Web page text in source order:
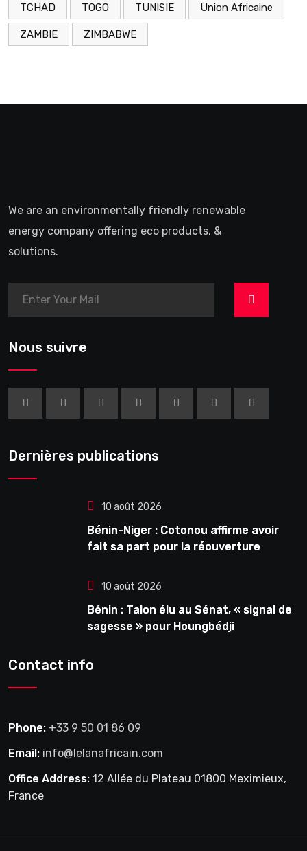
TCHAD TOGO TUNISIE Union Africaine
ZAMBIE ZIMBABWE
We are an environmentally friendly renewable
energy company offering eco products, &
solutions.
>
Nous suivre
Dernières publications
10 août 2026
Bénin-Niger : Cotonou affirme avoir
fait sa part pour la réouverture
10 août 2026
Bénin : Talon élu au Sénat, « signal de
sagesse » pour Houngbédji
Contact info
Phone: +33 9 50 01 86 09
Email: info@lelanafricain.com
Office Address: 12 Allée du Plateau 01800 Meximieux,
France